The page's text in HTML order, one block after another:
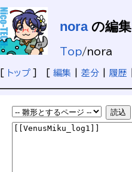
noraの編集
Top/nora
トップ] [ 編集 差分 履歴